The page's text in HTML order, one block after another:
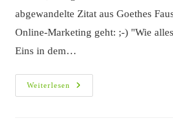
abgewandelte Zitat aus Goethes
Online-Marketing geht: ;-) "Wie
Eins in dem…
Weiterlesen
Conversion
Ist